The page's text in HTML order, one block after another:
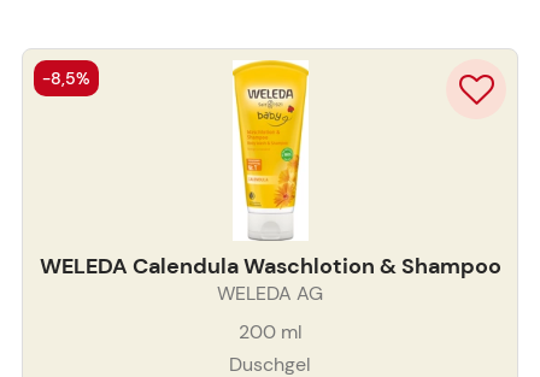
WELEDA Calendula Waschlotion & Shampoo
WELEDA AG
200ml
Duschgel
-8,5%